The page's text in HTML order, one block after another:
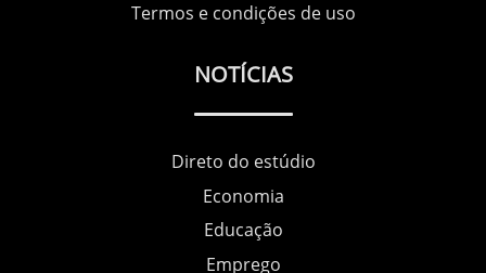
Termos e condições de uso
NOTÍCIAS
Direto do estúdio
Economia
Educação
Emprego